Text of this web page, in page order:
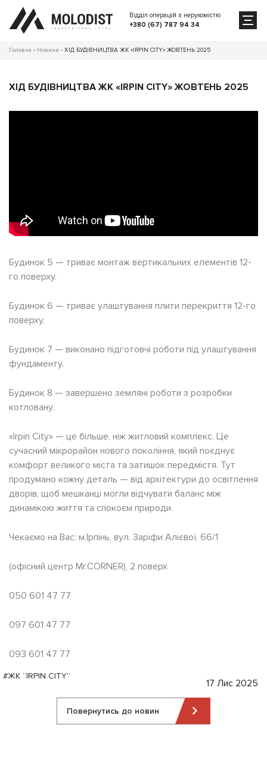
Відділ операцій з нерухомістю
+380 (67) 787 94 34
Головна - Новини - ХІД БУДІВНИЦТВА ЖК «IRPIN CITY» ЖОВТЕНЬ 2025
ХІД БУДІВНИЦТВА ЖК «IRPIN CITY» ЖОВТЕНЬ 2025
Будинок 5 — триває монтаж вертикальних елементів 12-
го поверху.
Будинок 6 — триває улаштування плити перекриття 12-го
поверху.
Будинок 7 — виконано підготовчі роботи під улаштування
фундаменту.
Будинок 8 — завершено земляні роботи з розробки
котловану.
«Irpin City» — це більше, ніж житловий комплекс. Це
сучасний мікрорайон нового покоління, який поєднує
комфорт великого міста та затишок передмістя. Тут
продумано кожну деталь — від архітектури до освітлення
дворів, щоб мешканці могли відчувати баланс між
динамікою життя та спокоєм природи.
Чекаємо на Вас: м.Ірпінь, вул. Заріфи Алієвої, 66/1
(офісний центр Mr.CORNER), 2 поверх
050 601 47 77
097 601 47 77
093 601 47 77
#ЖК “IRPIN CITY”
17 Лис 2025
Повернутись до новин